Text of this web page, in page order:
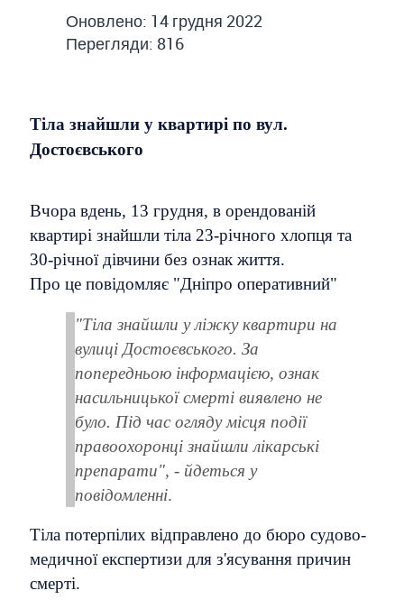
Оновлено: 14 грудня 2022
Перегляди: 816
Тіла знайшли у квартирі по вул.
Достоєвського
Вчора вдень, 13 грудня, в орендованій
квартирі знайшли тіла 23-річного хлопця та
30-річної дівчини без ознак життя.
Про це повідомляє "Дніпро оперативний"
"Тіла знайшли у ліжку квартири на
вулиці Достоєвського. За
попередньою інформацією, ознак
насильницької смерті виявлено не
було. Під час огляду місця події
правоохоронці знайшли лікарські
препарати", - йдеться у
повідомленні.
Тіла потерпілих відправлено до бюро судово-
медичної експертизи для з'ясування причин
смерті.